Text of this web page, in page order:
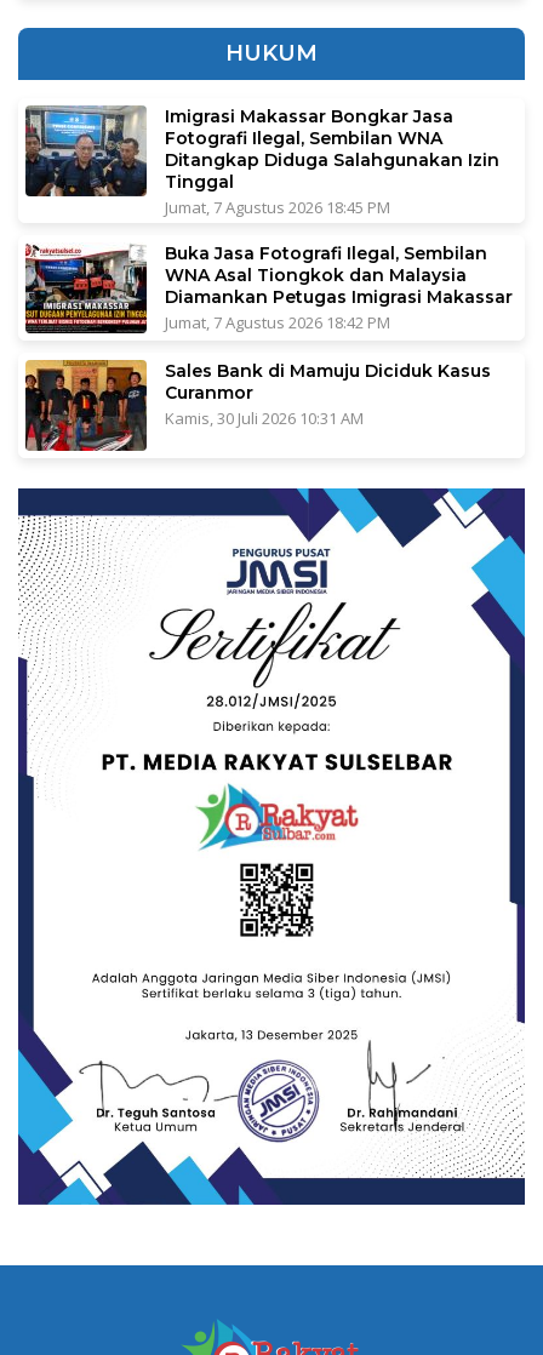
HUKUM
Imigrasi Makassar Bongkar Jasa
Fotografi Ilegal, Sembilan WNA
Ditangkap Diduga Salahgunakan Izin
Tinggal
Jumat, 7 Agustus 2026 18:45 PM
Buka Jasa Fotografi Ilegal, Sembilan
WNA Asal Tiongkok dan Malaysia
Diamankan Petugas Imigrasi Makassar
Jumat, 7 Agustus 2026 18:42 PM
Sales Bank di Mamuju Diciduk Kasus
Curanmor
Kamis, 30 Juli 2026 10:31 AM